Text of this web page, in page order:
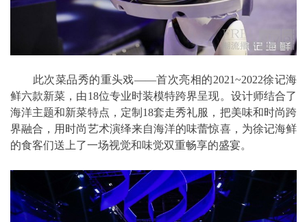
此次菜品秀的重头戏——首次亮相的2021~2022徐记海
鲜六款新菜，由18位专业时装模特跨界呈现。设计师结合了
海洋主题和新菜特点，定制18套走秀礼服，把美味和时尚跨
界融合，用时尚艺术演绎来自海洋的味蕾惊喜，为徐记海鲜
的食客们送上了一场视觉和味觉双重畅享的盛宴。